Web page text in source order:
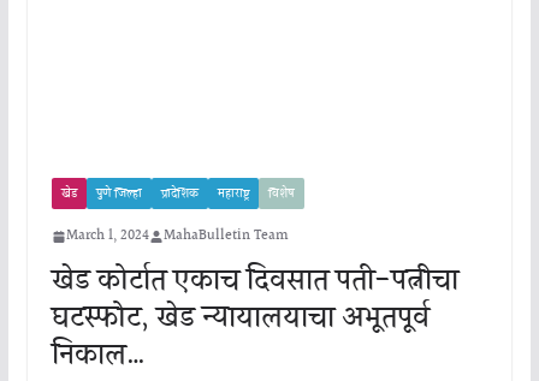
खेड पुणे जिल्हा प्रादेशिक महाराष्ट्र विशेष
March 1, 2024 MahaBulletin Team
खेड कोर्टात एकाच दिवसात पती-पत्नीचा
घटस्फोट, खेड न्यायालयाचा अभूतपूर्व
निकाल…